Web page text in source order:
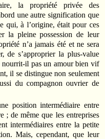
la propriété privée des
une autre signification que
qui, à l’origine, était pour ces
la pleine possession de leur
n’a jamais été et ne sera
de s’approprier la plus-value
nourrit-il pas un amour bien vif
il se distingue non seulement
du compagnon ouvrier de
position intermédiaire entre
; de même que les entreprises
intermédiaires entre la petite
Mais, cependant, que leur